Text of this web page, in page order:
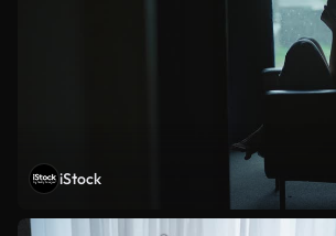
iStock